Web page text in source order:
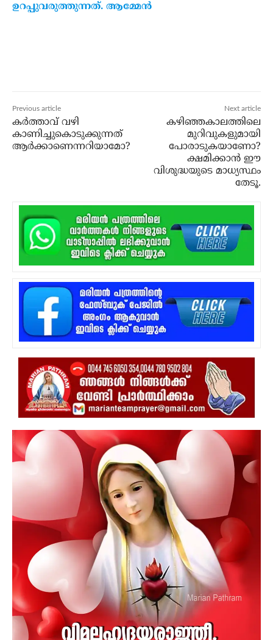
ഉറപ്പുവരുത്തുന്നത്. ആമ്മേന്‍
Previous article
കര്‍ത്താവ് വഴി
കാണിച്ചുകൊടുക്കുന്നത്
ആര്‍ക്കാണെന്നറിയാമോ?
Next article
കഴിഞ്ഞകാലത്തിലെ
മുറിവുകളുമായി
പോരാടുകയാണോ?
ക്ഷമിക്കാന്‍ ഈ
വിശുദ്ധയുടെ മാധ്യസ്ഥം
തേടൂ.